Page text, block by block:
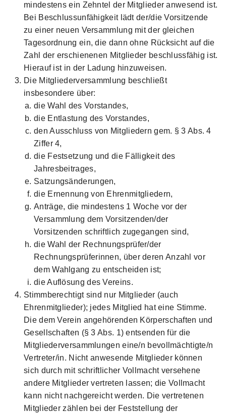
mindestens ein Zehntel der Mitglieder anwesend ist.
Bei Beschlussunfähigkeit lädt der/die Vorsitzende
zu einer neuen Versammlung mit der gleichen
Tagesordnung ein, die dann ohne Rücksicht auf die
Zahl der erschienenen Mitglieder beschlussfähig ist.
Hierauf ist in der Ladung hinzuweisen.
Die Mitgliederversammlung beschließt
insbesondere über:
die Wahl des Vorstandes,
die Entlastung des Vorstandes,
den Ausschluss von Mitgliedern gem. § 3 Abs. 4
Ziffer 4,
die Festsetzung und die Fälligkeit des
Jahresbeitrages,
Satzungsänderungen,
die Ernennung von Ehrenmitgliedern,
Anträge, die mindestens 1 Woche vor der
Versammlung dem Vorsitzenden/der
Vorsitzenden schriftlich zugegangen sind,
die Wahl der Rechnungsprüfer/der
Rechnungsprüferinnen, über deren Anzahl vor
dem Wahlgang zu entscheiden ist;
die Auflösung des Vereins.
Stimmberechtigt sind nur Mitglieder (auch
Ehrenmitglieder); jedes Mitglied hat eine Stimme.
Die dem Verein angehörenden Körperschaften und
Gesellschaften (§ 3 Abs. 1) entsenden für die
Mitgliederversammlungen eine/n bevollmächtigte/n
Vertreter/in. Nicht anwesende Mitglieder können
sich durch mit schriftlicher Vollmacht versehene
andere Mitglieder vertreten lassen; die Vollmacht
kann nicht nachgereicht werden. Die vertretenen
Mitglieder zählen bei der Feststellung der